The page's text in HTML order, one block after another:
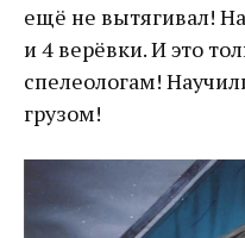
ещё не вытягивал!
и 4 верёвки. И это
спелеологам!
грузом!